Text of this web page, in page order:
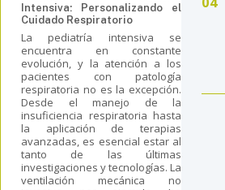
Intensiva: Personalizando el
Cuidado Respiratorio
La pediatría intensiva se
encuentra en constante
evolución, y la atención a los
pacientes con patología
respiratoria no es la excepción.
Desde el manejo de la
insuficiencia respiratoria hasta
la aplicación de terapias
avanzadas, es esencial estar al
tanto de las últimas
investigaciones y tecnologías. La
ventilación mecánica no